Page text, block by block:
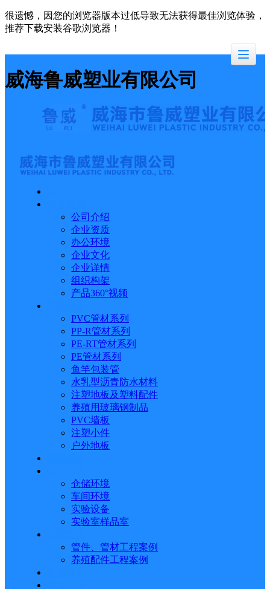
很遗憾，因您的浏览器版本过低导致无法获得最佳浏览体验，
推荐下载安装谷歌浏览器！
威海鲁威塑业有限公司
公司介绍
企业资质
办公环境
企业文化
企业详情
组织构架
产品360°视频
PVC管材系列
PP-R管材系列
PE-RT管材系列
PE管材系列
鱼竿包装管
水乳型沥青防水材料
注塑地板及塑料配件
养殖用玻璃钢制品
PVC墙板
注塑小件
户外地板
仓储环境
车间环境
实验设备
实验室样品室
管件、管材工程案例
养殖配件工程案例